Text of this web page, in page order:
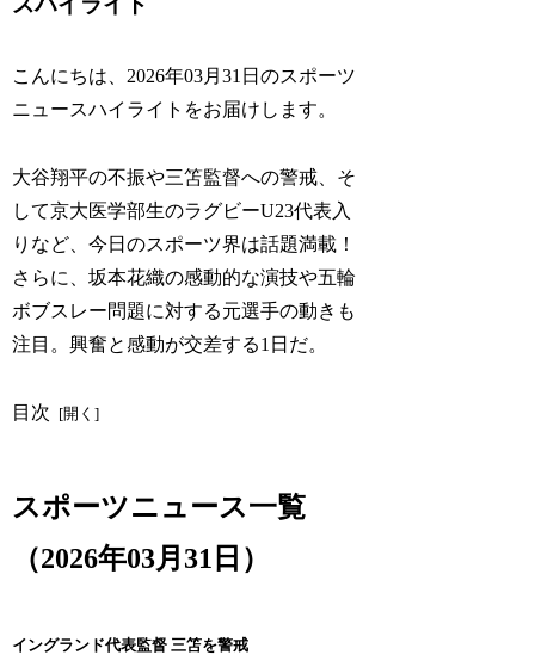
こんにちは、2026年03月31日のスポーツ
ニュースハイライトをお届けします。
大谷翔平の不振や三笘監督への警戒、そ
して京大医学部生のラグビーU23代表入
りなど、今日のスポーツ界は話題満載！
さらに、坂本花織の感動的な演技や五輪
ボブスレー問題に対する元選手の動きも
注目。興奮と感動が交差する1日だ。
目次
スポーツニュース一覧
（2026年03月31日）
イングランド代表監督 三笘を警戒